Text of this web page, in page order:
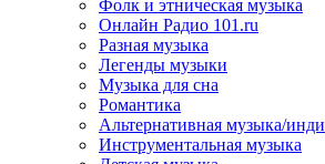
Фолк и этническая музыка
Онлайн Радио 101.ru
Разная музыка
Легенды музыки
Музыка для сна
Романтика
Альтернативная музыка/инди
Инструментальная музыка